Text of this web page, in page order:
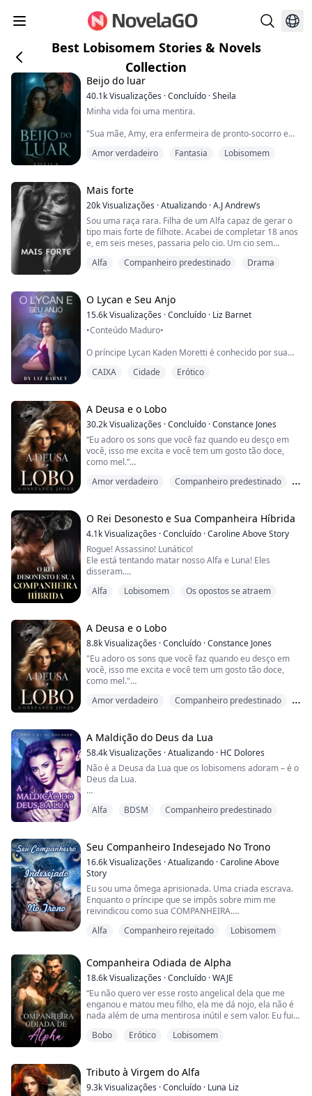
Best Lobisomem Stories & Novels
Collection
Beijo do luar
40.1kVisualizações ·Concluído ·Sheila
Minha vida foi uma mentira.
"Sua mãe, Amy, era enfermeira de pronto-socorro em
um bom coração e sempre estava pronta para salvar
para ela passar mais tempo comigo. Quando ela me
disse que estava grávida de você, eu rejeitei a
gravidez. Foi o...
Amor verdadeiro Fantasia Lobisomem
Mais forte
20kVisualizações ·Atualizando ·A.J Andrew’s
Sou uma raça rara. Filha de um Alfa capaz de gerar o
tipo mais forte de filhote. Acabei de completar 18 anos
e, em seis meses, passaria pelo cio. Um cio sem
convidaram líderes de alcateia e seus filhos para
comum uma alfa fêmea ser fecundada e depoi...
Alfa Companheiro predestinado Drama
O Lycan e Seu Anjo
15.6kVisualizações ·Concluído · Liz Barnet
•Conteúdo Maduro•
O príncipe Lycan Kaden Moretti é conhecido por sua
que ele encontra um anjo ferido na floresta - Isabelle
Cativa e mantida longe da civilização por toda a sua
vida, Isabelle não sabe nada sobre o mundo. Em sua
fuga de seus captores maliciosos, ela se vê exposta a
um mundo novo e perigo...
CAIXA Cidade Erótico
A Deusa e o Lobo
30.2kVisualizações ·Concluído ·Constance Jones
“Eu adoro os sons que você faz quando eu desço em
você, isso me excita e você tem um gosto tão doce,
como mel.”
Quando Charlie começou a sonhar com seu amante
Depois de finalmente conseguir o emprego dos
sonhos, Charlie conhece o CEO pela primeira vez,
apenas para descobrir que ele é o homem que tem
rea...
Amor verdadeiro
Companheiro predestinado
O Rei Desonesto e Sua Companheira Híbrida
4.1kVisualizações ·Concluído ·Caroline Above Story
Rogue! Assassino! Lunático!
Ele está tentando matar nosso Alfa e Luna! Eles
disseram.
Até que encontrei minha companheira...
mente. Nossa companheira!!
Daphne gritou quando o lobo pulou sobre ela e a
derrubou no chão. Ela olhou para o lobo pairando
sobre ela, congelada de terror.
Ela sibilou de do...
Alfa Lobisomem Os opostos se atraem
A Deusa e o Lobo
8.8kVisualizações ·Concluído ·Constance Jones
"Eu adoro os sons que você faz quando eu desço em
você, isso me excita e você tem um gosto tão doce,
como mel."
Quando Charlie começou a sonhar com seu amante
Depois de finalmente conseguir o emprego dos
sonhos, Charlie conhece o CEO pela primeira vez,
apenas para descobrir que ele é o homem que tem
rea...
Amor verdadeiro
Companheiro predestinado
A Maldição do Deus da Lua
58.4kVisualizações ·Atualizando · HC Dolores
Não é a Deusa da Lua que os lobisomens adoram – é o
Deus da Lua.
caminhava pela terra, governando os lobisomens
Lua a um sono eterno. Elas o trancaram em uma
cripta, e sua maldição só pode ser quebrada por sua
verdadeira companheira.
1.000 anos dep...
Alfa BDSM Companheiro predestinado
Seu Companheiro Indesejado No Trono
16.6kVisualizações ·Atualizando ·Caroline Above
Story
Eu sou uma ômega aprisionada. Uma criada escrava.
Enquanto o príncipe que se impôs sobre mim me
reivindicou como sua COMPANHEIRA.
“Minha... companheira...”
quando ele sussurrou atrás dela. Ela se moveu
devagar demais para impedir que o homem a forçasse
contra a grama abaixo deles.
“Minha... companheira!” Ele gritou enquanto a imobili...
Alfa Companheiro rejeitado Lobisomem
Companheira Odiada de Alpha
18.6kVisualizações ·Concluído ·WAJE
“Eu não quero ver esse rosto angelical dela que me
enganou e matou meu filho, ela me dá nojo, ela não é
nada além de uma mentirosa inútil e sem valor. Eu fui
amava pra caralho, mudei quem eu era por causa dela.
tenho certeza de que ele f...
Bobo Erótico Lobisomem
Tributo à Virgem do Alfa
9.3kVisualizações ·Concluído · Luna Liz